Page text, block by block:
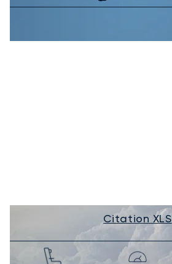
Citation XLS